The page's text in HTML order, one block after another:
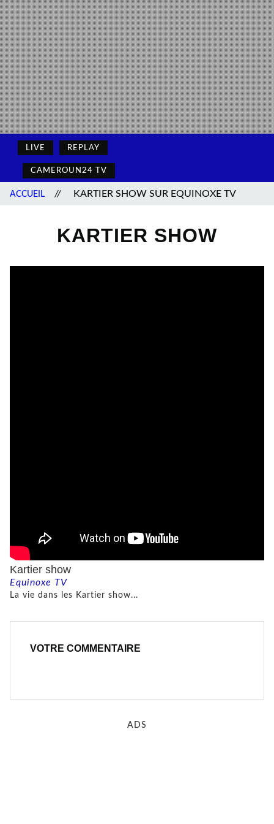
LIVE REPLAY
CAMEROUN24 TV
ACCUEIL // KARTIER SHOW SUR EQUINOXE TV
KARTIER SHOW
Kartier show
Equinoxe TV
La vie dans les Kartier show...
VOTRE COMMENTAIRE
ADS